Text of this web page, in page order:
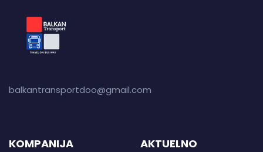
balkantransportdoo@gmail.com
KOMPANIJA AKTUELNO